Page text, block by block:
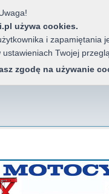
Forum miłośników
używa cookies.
i zapamiętania
Twojej
zgodę na używanie